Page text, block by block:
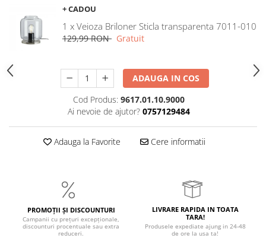
+ CADOU
1 x Veioza Briloner Sticla transparenta 7011-010
129,99 RON Gratuit
ADAUGA IN COS
Cod Produs: 9617.01.10.9000
Ai nevoie de ajutor? 0757129484
Adauga la Favorite Cere informatii
PROMOȚII ȘI DISCOUNTURI
Campanii cu prețuri excepționale,
discounturi procentuale sau extra
reduceri.
LIVRARE RAPIDA IN TOATA
TARA!
Produsele expediate ajung in 24-48
de ore la usa ta!